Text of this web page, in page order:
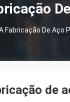
Fabricação De Aço
de